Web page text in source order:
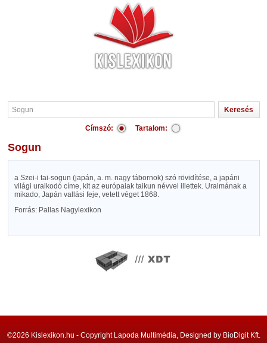
Címszó: Tartalom:
Sogun
a Szei-i tai-sogun (japán, a. m. nagy tábornok) szó rövidítése, a japáni
világi uralkodó címe, kit az európaiak taikun névvel illettek. Uralmának a
mikado, Japán vallási feje, vetett véget 1868.
Forrás: Pallas Nagylexikon
©2026 Kislexikon.hu - Copyright Lapoda Multimédia, Designed by BioDigit Kft.